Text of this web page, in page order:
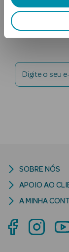
Lábios
Solares Bebé e
Criança
Digite o seu
SOBRE NÓS
APOIO AO
A MINHA